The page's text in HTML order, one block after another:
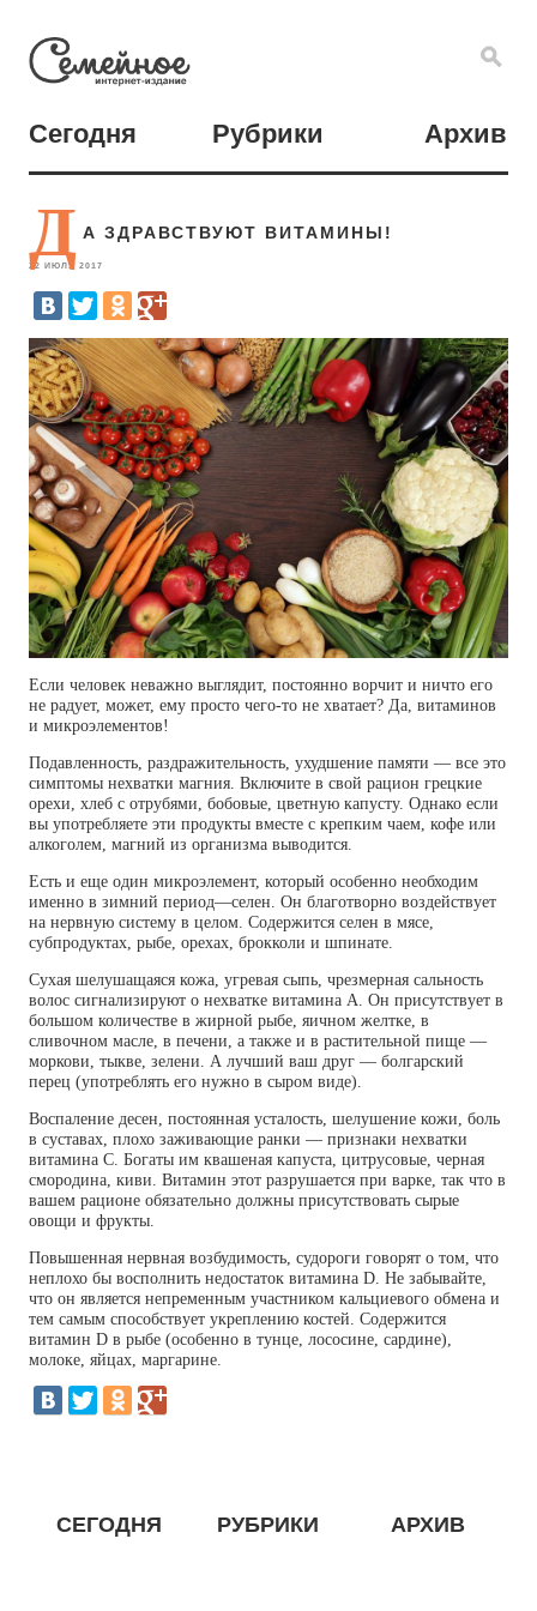
Сегодня Рубрики Архив
Д А ЗДРАВСТВУЮТ ВИТАМИНЫ!
22 ИЮЛЯ 2017
Если человек неважно выглядит, постоянно ворчит и ничто его
не радует, может, ему просто чего-то не хватает? Да, витаминов
и микроэлементов!
Подавленность, раздражительность, ухудшение памяти — все это
симптомы нехватки магния. Включите в свой рацион грецкие
орехи, хлеб с отрубями, бобовые, цветную капусту. Однако если
вы употребляете эти продукты вместе с крепким чаем, кофе или
алкоголем, магний из организма выводится.
Есть и еще один микроэлемент, который особенно необходим
именно в зимний период—селен. Он благотворно воздействует
на нервную систему в целом. Содержится селен в мясе,
субпродуктах, рыбе, орехах, брокколи и шпинате.
Сухая шелушащаяся кожа, угревая сыпь, чрезмерная сальность
волос сигнализируют о нехватке витамина А. Он присутствует в
большом количестве в жирной рыбе, яичном желтке, в
сливочном масле, в печени, а также и в растительной пище —
моркови, тыкве, зелени. А лучший ваш друг — болгарский
перец (употреблять его нужно в сыром виде).
Воспаление десен, постоянная усталость, шелушение кожи, боль
в суставах, плохо заживающие ранки — признаки нехватки
витамина С. Богаты им квашеная капуста, цитрусовые, черная
смородина, киви. Витамин этот разрушается при варке, так что в
вашем рационе обязательно должны присутствовать сырые
овощи и фрукты.
Повышенная нервная возбудимость, судороги говорят о том, что
неплохо бы восполнить недостаток витамина D. Не забывайте,
что он является непременным участником кальциевого обмена и
тем самым способствует укреплению костей. Содержится
витамин D в рыбе (особенно в тунце, лососине, сардине),
молоке, яйцах, маргарине.
СЕГОДНЯ РУБРИКИ АРХИВ